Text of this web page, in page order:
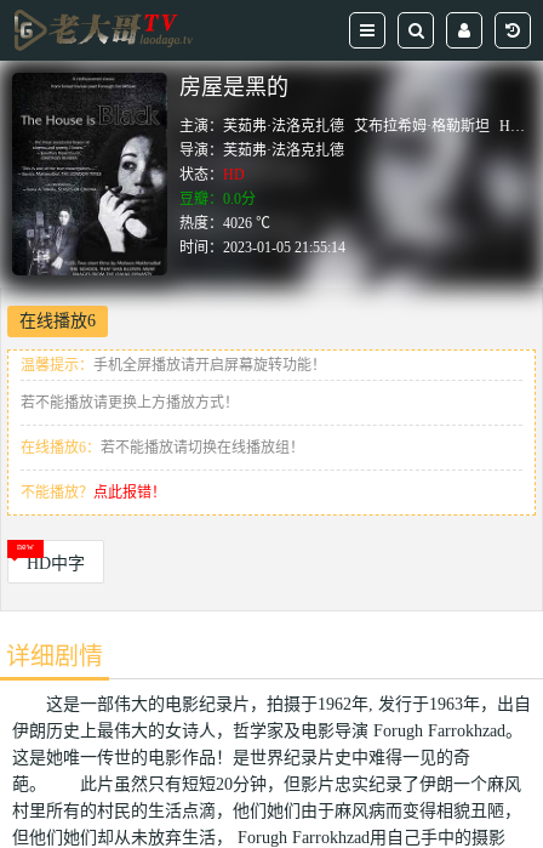
房屋是黑的
主演：芙茹弗·法洛克扎德 艾布拉希姆·格勒斯坦
Hossein Mansouri
导演：芙茹弗·法洛克扎德
状态：HD
豆瓣：0.0分
热度：4026 ℃
时间：2023-01-05 21:55:14
在线播放6
温馨提示： 手机全屏播放请开启屏幕旋转功能！
若不能播放请更换上方播放方式！
在线播放6： 若不能播放请切换在线播放组！
不能播放？ 点此报错！
HD中字
详细剧情
这是一部伟大的电影纪录片，拍摄于1962年, 发行于1963年，出自
伊朗历史上最伟大的女诗人，哲学家及电影导演 Forugh Farrokhzad。
这是她唯一传世的电影作品！是世界纪录片史中难得一见的奇
葩。 此片虽然只有短短20分钟，但影片忠实纪录了伊朗一个麻风
村里所有的村民的生活点滴，他们她们由于麻风病而变得相貌丑陋，
但他们她们却从未放弃生活， Forugh Farrokhzad用自己手中的摄影